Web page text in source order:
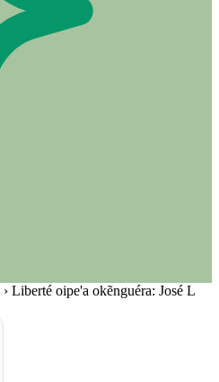
› Liberté oipe'a okẽnguéra: José L